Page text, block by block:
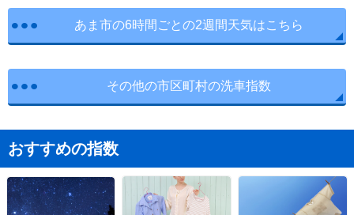
あま市の6時間ごとの2週間天気はこちら
その他の市区町村の洗車指数
おすすめの指数